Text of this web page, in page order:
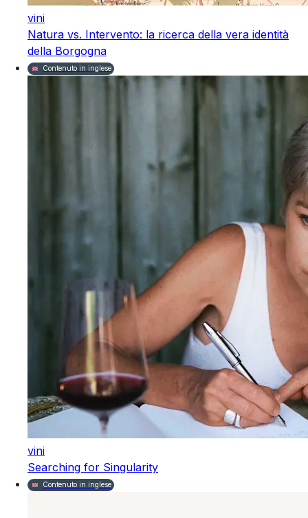
vini
Natura vs. Intervento: la ricerca della vera identità
della Borgogna
Contenuto in inglese
vini
Searching for Singularity
Contenuto in inglese